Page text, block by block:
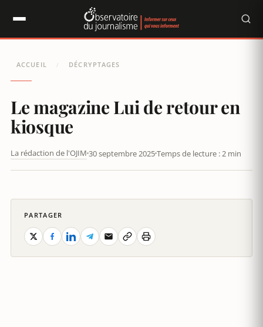
ACCUEIL / DÉCRYPTAGES
Le magazine Lui de retour en
kiosque
La rédaction de l'OJIM 30 septembre 2025Temps de lecture : 2 min
PARTAGER
Panneau de gestion des cookies